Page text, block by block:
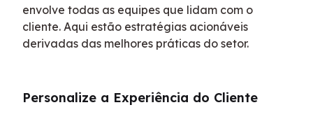
envolve todas as equipes que lidam com o
cliente. Aqui estão estratégias acionáveis
derivadas das melhores práticas do setor.
Personalize a Experiência do Cliente